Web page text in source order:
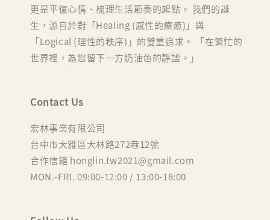
更是平復心情、梳理生活節奏的起點。 我們的誕
生，源自於對「Healing (感性的療癒)」與
「Logical (理性的秩序)」的雙重追求。 「在繁忙的
世界裡，為您留下一方奶油色的靜謐。」
Contact Us
宏林事業有限公司
台中市大雅區大林路272巷12號
合作信箱 honglin.tw2021@gmail.com
MON.-FRI. 09:00-12:00 / 13:00-18:00